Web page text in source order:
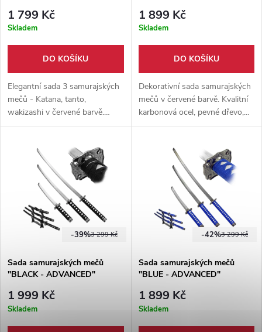
1 799 Kč
Skladem
DO KOŠÍKU
Elegantní sada 3 samurajských
mečů - Katana, tanto,
wakizashi v červené barvě.
Sada obsahuje tanto, wakizashi
výstavní kousek.
1 899 Kč
Skladem
DO KOŠÍKU
Dekorativní sada samurajských
mečů v červené barvě. Kvalitní
karbonová ocel, pevné dřevo,
zdobné detaily. To vše v
3 299 Kč
-39%
Sada samurajských mečů
"BLACK - ADVANCED"
1 999 Kč
Skladem
3 299 Kč
-42%
Sada samurajských mečů
"BLUE - ADVANCED"
1 899 Kč
Skladem